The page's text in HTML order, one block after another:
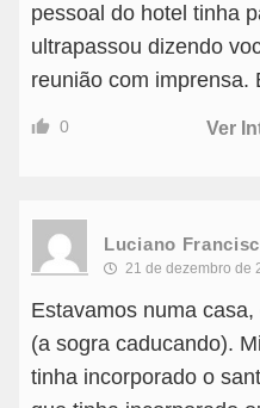
pessoal do hotel tinha
ultrapassou dizendo
reunião com imprensa.
0 Ver
Luciano
21 de dezembro de
Estavamos numa
(a sogra caducando).
tinha incorporado o